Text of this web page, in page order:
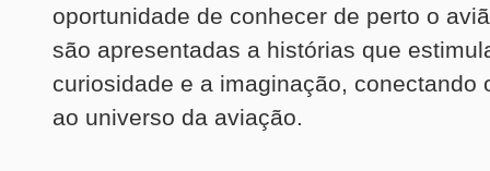
oportunidade de conhecer de perto o
são apresentadas a histórias que
curiosidade e a imaginação, conectando
ao universo da aviação.